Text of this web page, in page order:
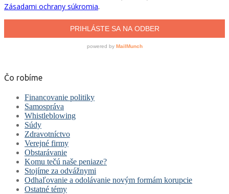
Čo robíme
Financovanie politiky
Samospráva
Whistleblowing
Súdy
Zdravotníctvo
Verejné firmy
Obstarávanie
Komu tečú naše peniaze?
Stojíme za odvážnymi
Odhaľovanie a odolávanie novým formám korupcie
Ostatné témy